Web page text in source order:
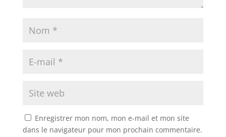
Enregistrer mon nom, mon e-mail et mon site
dans le navigateur pour mon prochain commentaire.